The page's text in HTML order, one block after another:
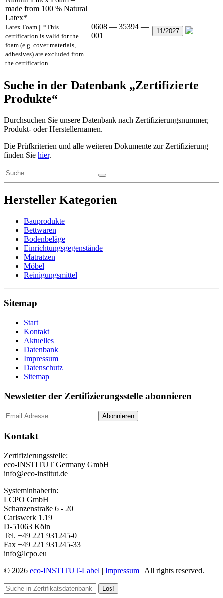
made from 100 % Natural
Latex*
Latex Foam || *This
certification is valid for the
foam (e.g. cover materials,
adhesives) are excluded from
the certification.
0608 — 35394 —
001
11/2027
Suche in der Datenbank „Zertifizierte
Produkte“
Durchsuchen Sie unsere Datenbank nach Zertifizierungsnummer,
Produkt- oder Herstellernamen.
Die Prüfkriterien und alle weiteren Dokumente zur Zertifizierung
finden Sie hier.
Hersteller Kategorien
Bauprodukte
Bettwaren
Bodenbeläge
Einrichtungsgegenstände
Matratzen
Möbel
Reinigungsmittel
Sitemap
Start
Kontakt
Aktuelles
Datenbank
Impressum
Datenschutz
Sitemap
Newsletter der Zertifizierungsstelle abonnieren
Kontakt
Zertifizierungsstelle:
eco-INSTITUT Germany GmbH
info@eco-institut.de
Systeminhaberin:
LCPO GmbH
Schanzenstraße 6 - 20
Carlswerk 1.19
D-51063 Köln
Tel. +49 221 931245-0
Fax +49 221 931245-33
info@lcpo.eu
© 2026 eco-INSTITUT-Label | Impressum | All rights reserved.
Los!